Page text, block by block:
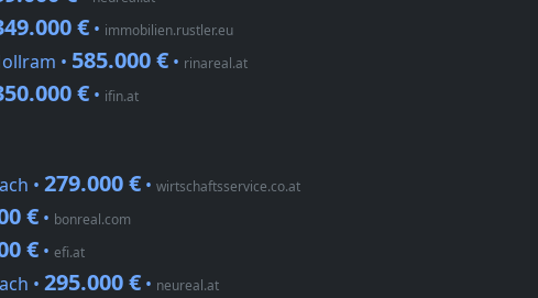
€ • immobilien.rustler.eu
• 585.000 € • rinareal.at
€ • ifin.at
• 279.000 € • wirtschaftsservice.co.at
€ • bonreal.com
€ • efi.at
• 295.000 € • neureal.at